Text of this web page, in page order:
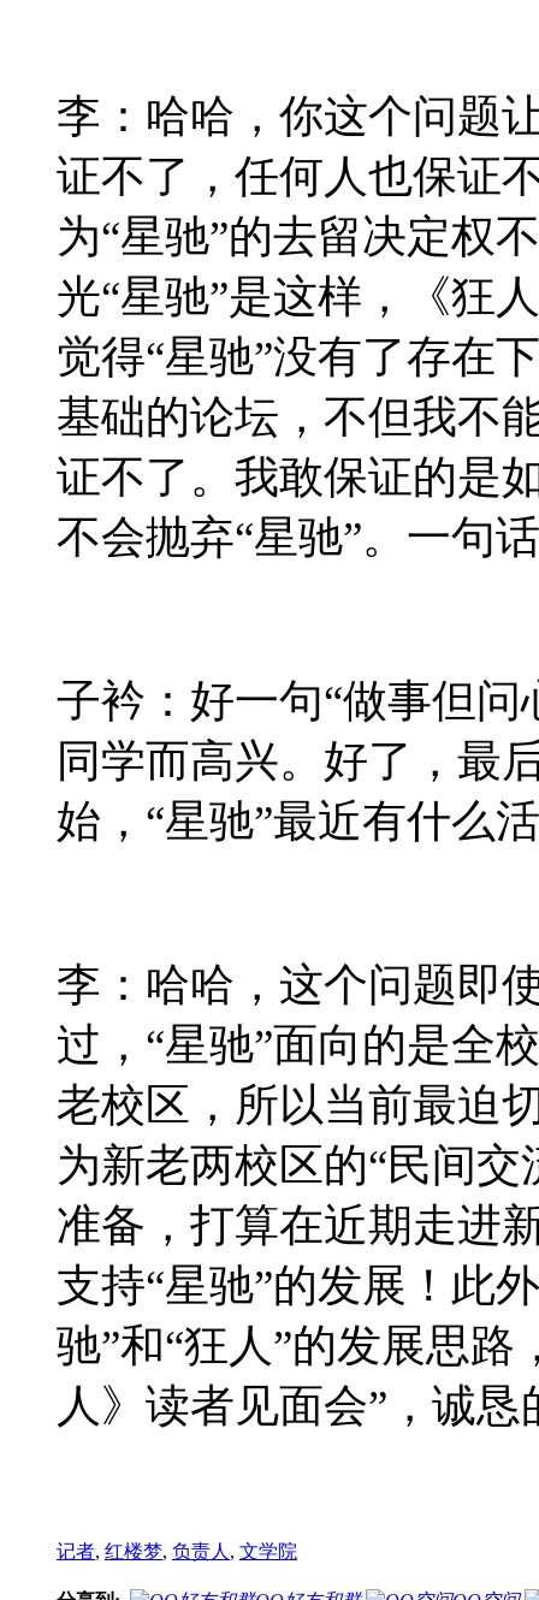
李：哈哈，你这个问题
证不了，任何人也保证
为“星驰”的去留决定权
光“星驰”是这样，《狂
觉得“星驰”没有了存在
基础的论坛，不但我不
证不了。我敢保证的是
不会抛弃“星驰”。一句
子衿：好一句“做事但
同学而高兴。好了，最
始，“星驰”最近有什么
李：哈哈，这个问题即
过，“星驰”面向的是全
老校区，所以当前最迫
为新老两校区的“民间
准备，打算在近期走进
支持“星驰”的发展！此
驰”和“狂人”的发展思
人》读者见面会”，诚
记者, 红楼梦, 负责人 , 文学院